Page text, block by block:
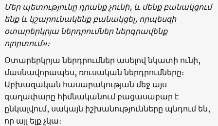
Մեր պետությունը դրանք չունի, և մենք բանակցում
ենք և կշարունակենք բանակցել, որպեսզի
օտարերկրյա ներդրումներ ներգրավենք
ոլորտում»։
Օտարերկրյա ներդրումներ ասելով նկատի ունի,
մասնավորապես, ռուսական ներդրումները։
Աբխազական հասարակության մեջ այս
գաղափարը հիմնականում բացասաբար է
ընկալվում, սակայն իշխանությունները պնդում են,
որ այլ ելք չկա։